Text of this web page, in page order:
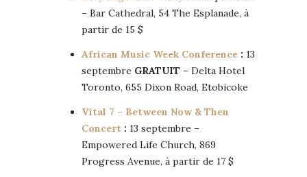
– Bar Cathedral, 54 The Esplanade, à
partir de 15 $
African Music Week Conference : 13
septembre GRATUIT – Delta Hotel
Toronto, 655 Dixon Road, Etobicoke
Vital 7 – Between Now & Then
Concert : 13 septembre –
Empowered Life Church, 869
Progress Avenue, à partir de 17 $